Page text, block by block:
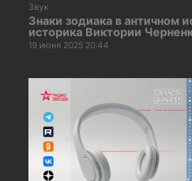
Звук
Знаки зодиака в античном
историка Виктории
19 июня 2025 20:44